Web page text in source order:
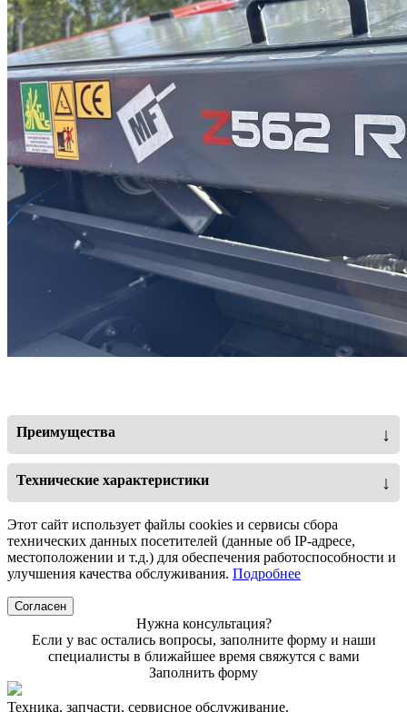
Преимущества ↓
резину 400/60-15,5 14PR, пульт управления,
централизованную консоль для смазки подшипников.
Вальцовая камера прессования: Камера подборщика
состоит из 16 вальцов. Данная конструкция является
более надежной и позволяет добиться высокой степени
прессования (Солома 200кг/Сено 250-300кг/Сенаж
600кг) по сравнению с цепно-планчатым механизмом.
Ротор. Увеличивает количество и скорость подачи
материала в камеру.
Механическая регулировка степени прессования (5
Технические характеристики ↓
Рулонный
Размеры рулона (мм)
1200/1200
Камера прессования
Вальцовая
Плотность рулона
Изменяемая
Потребляемая мощность
Этот сайт использует файлы cookies и сервисы сбора
технических данных посетителей (данные об IP-адресе,
местоположении и т.д.) для обеспечения работоспособности и
улучшения качества обслуживания. Подробнее
Согласен
Нужна консультация?
Если у вас остались вопросы, заполните форму и наши
специалисты в ближайшее время свяжутся с вами
Заполнить форму
Техника, запчасти, сервисное обслуживание.